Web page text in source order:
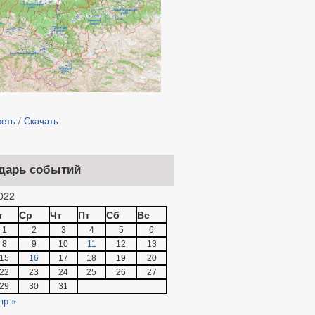
/ Скачать
событий
Ср Чт Пт Сб Вс
1 2 3 4 5
6
8
9 10 11 12
13
15
16 17 18 19
20
22
23 24 25 26
27
29
30 31
»